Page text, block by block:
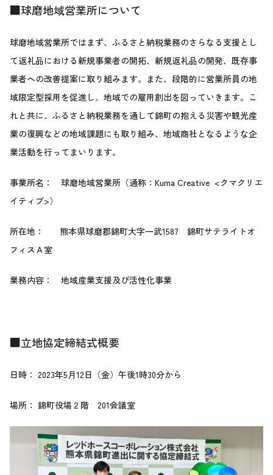
■球磨地域営業所について
球磨地域営業所ではまず、ふるさと納税業務のさらなる支援とし
て返礼品における新規事業者の開拓、新規返礼品の開発、既存事
業者への改善提案に取り組みます。また、段階的に営業所員の地
域限定型採用を促進し、地域での雇用創出を図っていきます。こ
れと共に、ふるさと納税業務を通して錦町の抱える災害や観光産
業の復興などの地域課題にも取り組み、地域商社となるような企
業活動を行ってまいります。
事業所名： 球磨地域営業所（通称：Kuma Creative <クマクリエ
イティブ>）
所在地： 熊本県球磨郡錦町大字一武1587 錦町サテライトオ
フィスＡ室
業務内容： 地域産業支援及び活性化事業
■立地協定締結式概要
日時： 2023年5月12日（金）午後1時30分から
場所： 錦町役場２階 201会議室